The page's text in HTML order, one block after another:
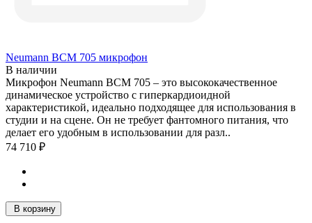
Neumann BCM 705 микрофон
В наличии
Микрофон Neumann BCM 705 – это высококачественное
динамическое устройство с гиперкардиоидной
характеристикой, идеально подходящее для использования в
студии и на сцене. Он не требует фантомного питания, что
делает его удобным в использовании для разл..
74 710 ₽
В корзину